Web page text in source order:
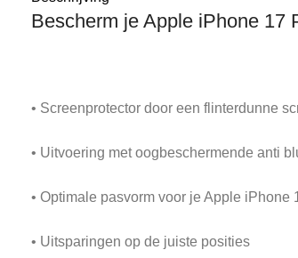
Bescherm je Apple iPhone 17
• Screenprotector door een flinterdunne
• Uitvoering met oogbeschermende anti
• Optimale pasvorm voor je Apple iPhone
• Uitsparingen op de juiste posities